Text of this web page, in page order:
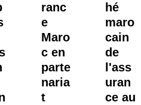
ranc
e
Maro
c en
parte
naria
t
hé
maro
cain
de
l'ass
uran
ce au